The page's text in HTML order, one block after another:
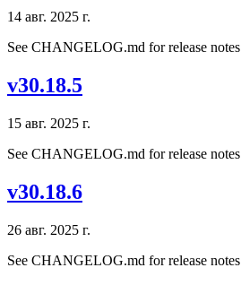
14 авг. 2025 г.
See CHANGELOG.md for release notes
v30.18.5
15 авг. 2025 г.
See CHANGELOG.md for release notes
v30.18.6
26 авг. 2025 г.
See CHANGELOG.md for release notes